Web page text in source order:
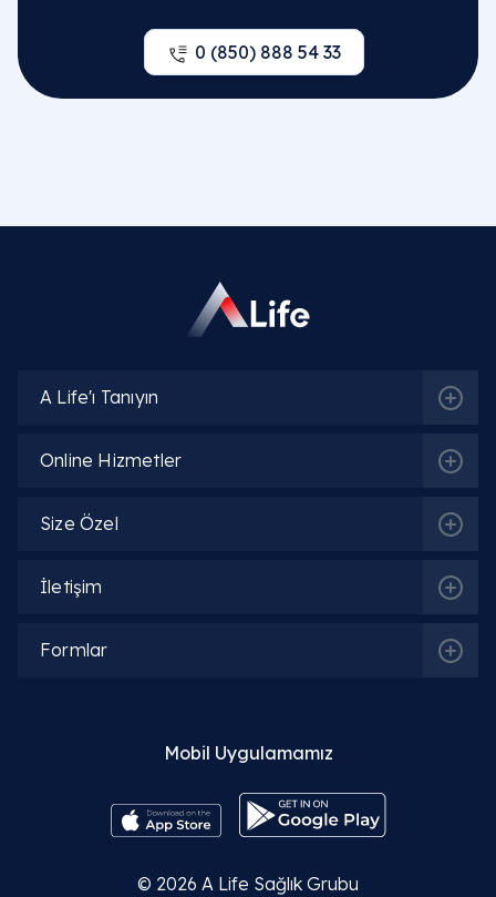
0 (850) 888 54 33
A Life'ı Tanıyın
Online Hizmetler
Size Özel
İletişim
Formlar
Mobil Uygulamamız
© 2026 A Life Sağlık Grubu